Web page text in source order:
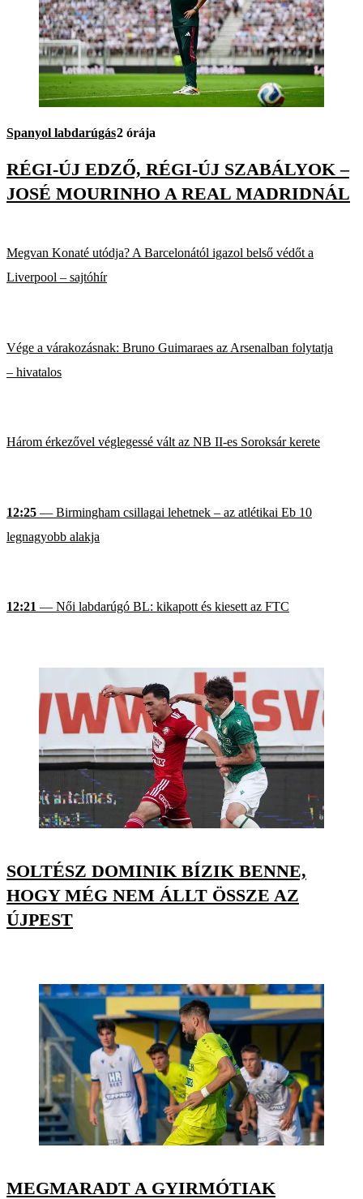
Spanyol labdarúgás2 órája
RÉGI-ÚJ EDZŐ, RÉGI-ÚJ SZABÁLYOK –
JOSÉ MOURINHO A REAL MADRIDNÁL
Megvan Konaté utódja? A Barcelonától igazol belső védőt a
Liverpool – sajtóhír
Vége a várakozásnak: Bruno Guimaraes az Arsenalban folytatja
– hivatalos
Három érkezővel véglegessé vált az NB II-es Soroksár kerete
12:25 — Birmingham csillagai lehetnek – az atlétikai Eb 10
legnagyobb alakja
12:21 — Női labdarúgó BL: kikapott és kiesett az FTC
SOLTÉSZ DOMINIK BÍZIK BENNE,
HOGY MÉG NEM ÁLLT ÖSSZE AZ
ÚJPEST
MEGMARADT A GYIRMÓTIAK